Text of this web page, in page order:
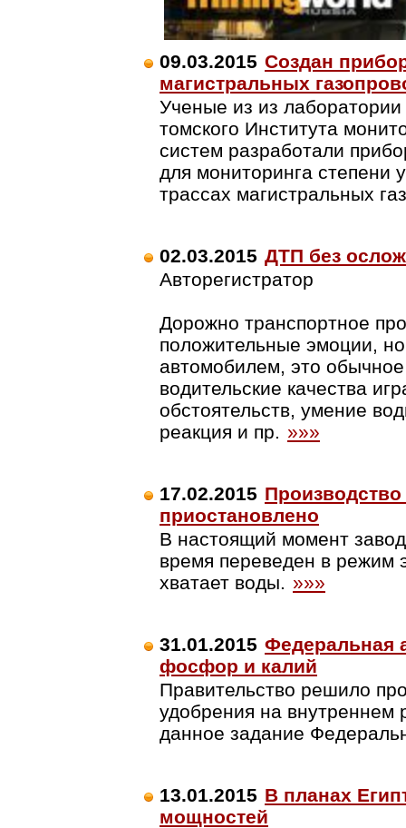
09.03.2015 Создан
магистральных
Ученые из из
томского Института
систем разработали
для мониторинга степени
трассах магистральных
02.03.2015 ДТП без
Авторегистратор
Дорожно транспортное
положительные эмоции,
автомобилем, это
водительские качества
обстоятельств, умение
реакция и пр. »»»
17.02.2015
приостановлено
В настоящий момент
время переведен в режим
хватает воды. »»»
31.01.2015 Федеральная
фосфор и калий
Правительство решило
удобрения на
данное задание
13.01.2015 В планах
мощностей